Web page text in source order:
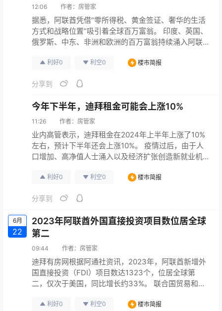
12:06 作者： 房管家
据悉，阿联酋凭借“零所得税、黄金签证、奢华的生活
方式和战略位置”吸引着全球百万富翁。 印度、英国、
俄罗斯、中东、非洲和欧洲的百万富翁持续涌入阿联
（3800人）。 2024年吸引最多百万富翁的10个国
加拿大：+3200 澳大利亚：+2500 意大利：+2200
利好0 利空0 楼市简报
分享到
今年下半年，迪拜租金可能会上涨10%
11:26 作者： 房管家
业内高管表示，迪拜租金在2024年上半年上涨了10%
左右，预计下半年还会上涨10%。 疫情过后，由于人
口增加、高净值人士涌入以及经济扩张创造新就业机
Allsopp董事长Lewis Allsopp预测，2024年下半年和
第二季度，超过10000套新房投入市场，供应增加至关
利好0 利空0 楼市简报
分享到
6月
22
2023年阿联酋外国直接投资项目数位居全球
第二
09:44 作者： 房管家
迪拜有房网根据阿通社资讯，2023年，阿联酋新增外
国直接投资（FDI）项目数达1323个，位居全球第
二，仅次于美国，同比增长约33%。 联合国贸易和发
直接投资项目流入量达到了306.88亿美元（约合1126
利好0 利空0 楼市简报